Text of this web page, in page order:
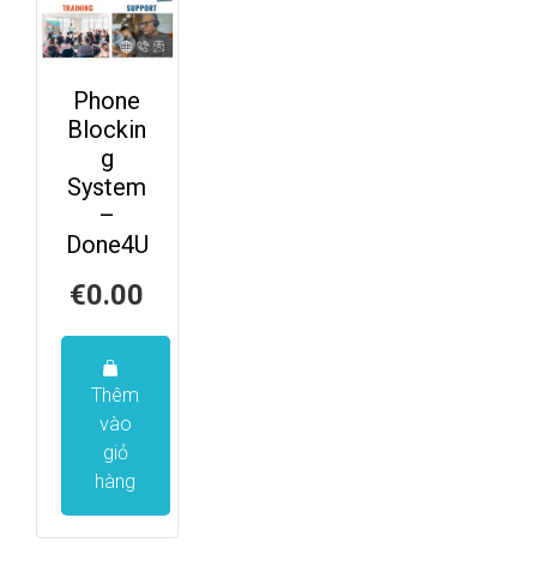
Phone
Blockin
g
System
–
Done4U
€0.00
Thêm
vào
giỏ
hàng